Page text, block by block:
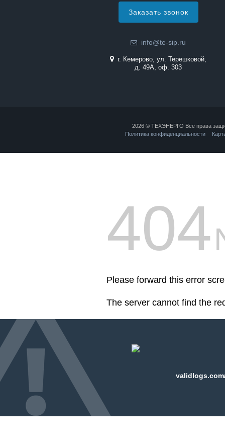
Заказать звонок
info@te-sip.ru
г. Кемерово, ул. Терешковой,
д. 49А, оф. 303
2026 © ТЕХЭНЕРГО Все права
Политика конфиденциальности
404
Please forward this error
The server cannot find the